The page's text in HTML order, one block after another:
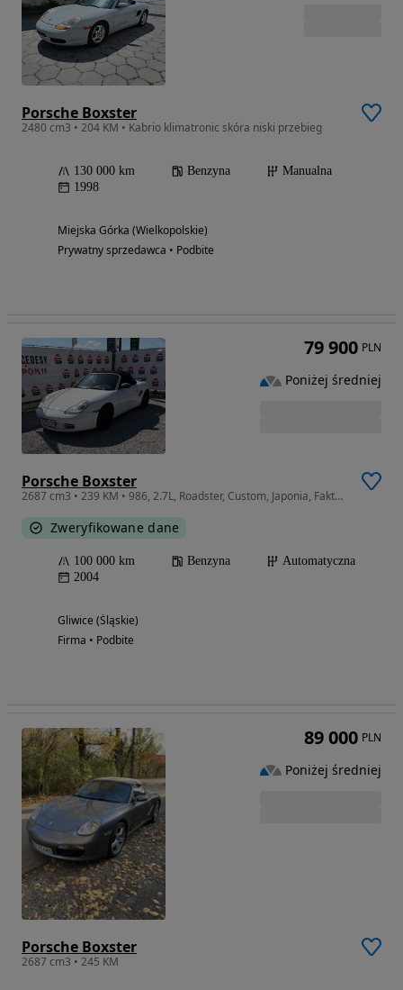
Porsche Boxster
2480 cm3 • 204 KM • Kabrio klimatronic skóra niski przebieg
130 000 km Benzyna
Manualna
1998
Miejska Górka (Wielkopolskie)
Prywatny sprzedawca • Podbite
Porsche Boxster
2687 cm3 • 239 KM • 986, 2.7L, Roadster, Custom, Japonia, Faktura 23%
Zweryfikowane dane
100 000 km Benzyna
Automatyczna
2004
Gliwice (Śląskie)
Firma • Podbite
79 900 PLN
Poniżej średniej
Porsche Boxster
2687 cm3 • 245 KM
89 000 PLN
Poniżej średniej